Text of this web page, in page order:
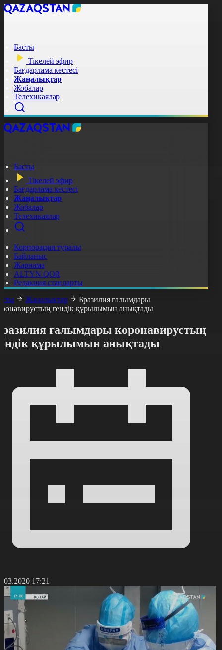
Басты
Тікелей эфир
Бағдарлама кестесі
Жаңалықтар
Жобалар
Телехикаялар
Басты
Тікелей эфир
Бағдарлама кестесі
Жаңалықтар
Жобалар
Телехикаялар
Корпорация туралы
Байланыс
Жарнама
ALTYN QOR
Редакция стандарты
Жаңалықтар
Бразилия ғалымдары
гендік құрылымын анықтады
ғалымдары коронавирустың
құрылымын анықтады
17:21